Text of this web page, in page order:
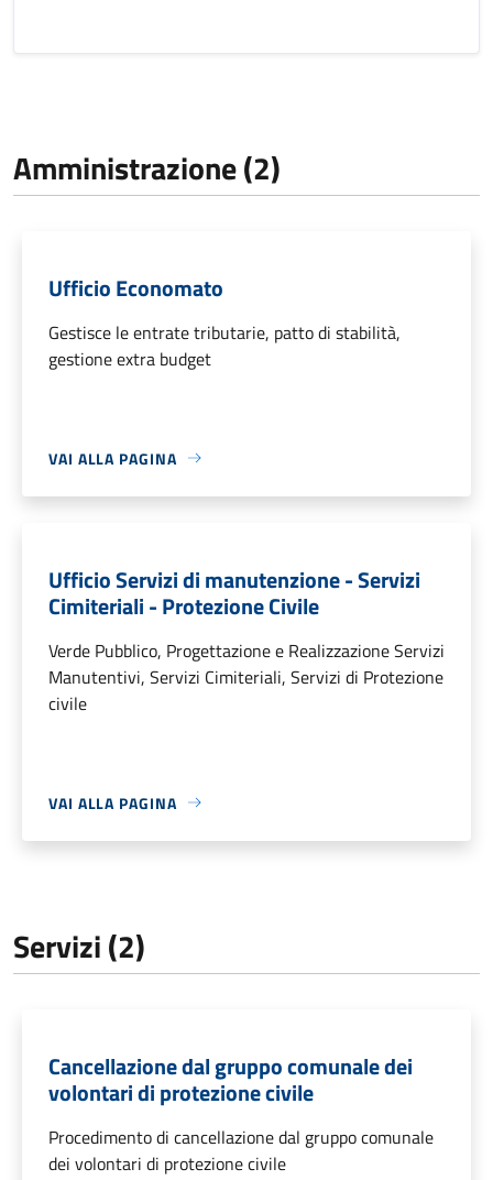
Amministrazione (2)
Ufficio Economato
Gestisce le entrate tributarie, patto di stabilità,
gestione extra budget
VAI ALLA PAGINA
Ufficio Servizi di manutenzione - Servizi
Cimiteriali - Protezione Civile
Verde Pubblico, Progettazione e Realizzazione Servizi
Manutentivi, Servizi Cimiteriali, Servizi di Protezione
civile
VAI ALLA PAGINA
Servizi (2)
Cancellazione dal gruppo comunale dei
volontari di protezione civile
Procedimento di cancellazione dal gruppo comunale
dei volontari di protezione civile